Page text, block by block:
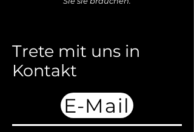
Trete mit uns in
Kontakt
E-Mail